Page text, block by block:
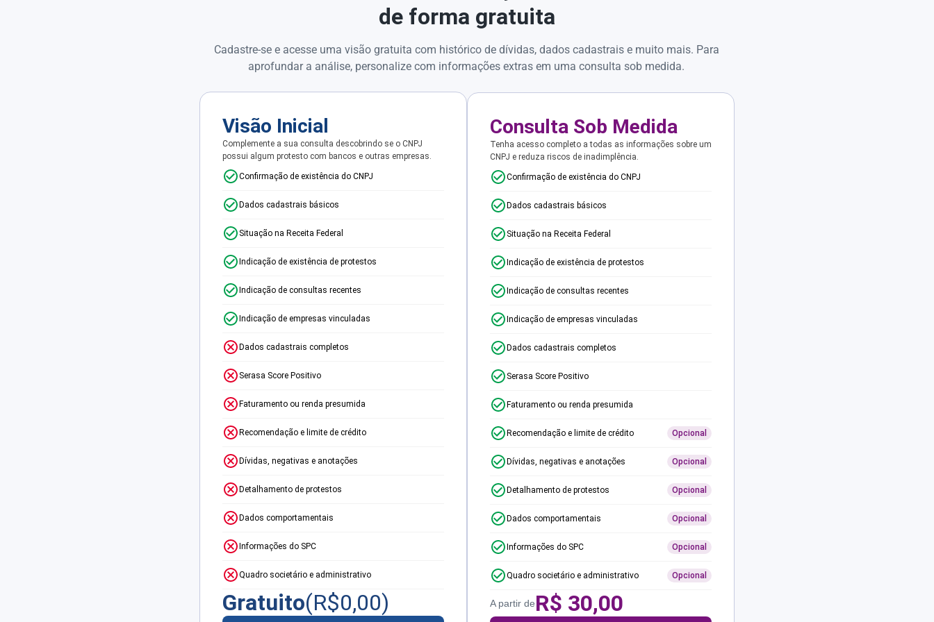
de forma gratuita
Cadastre-se e acesse uma visão gratuita com histórico de dívidas, dados cadastrais e muito mais. Para
aprofundar a análise, personalize com informações extras em uma consulta sob medida.
Visão Inicial
Complemente a sua consulta descobrindo se o CNPJ
possui algum protesto com bancos e outras empresas.
Confirmação de existência do CNPJ
Dados cadastrais básicos
Situação na Receita Federal
Indicação de existência de protestos
Indicação de consultas recentes
Indicação de empresas vinculadas
Dados cadastrais completos
Serasa Score Positivo
Faturamento ou renda presumida
Recomendação e limite de crédito
Dívidas, negativas e anotações
Detalhamento de protestos
Dados comportamentais
Informações do SPC
Quadro societário e administrativo
Gratuito(R$0,00)
Consulta Sob Medida
Tenha acesso completo a todas as informações sobre um
CNPJ e reduza riscos de inadimplência.
Confirmação de existência do CNPJ
Dados cadastrais básicos
Situação na Receita Federal
Indicação de existência de protestos
Indicação de consultas recentes
Indicação de empresas vinculadas
Dados cadastrais completos
Serasa Score Positivo
Faturamento ou renda presumida
Recomendação e limite de crédito Opcional
Dívidas, negativas e anotações Opcional
Detalhamento de protestos Opcional
Dados comportamentais Opcional
Informações do SPC Opcional
Quadro societário e administrativo Opcional
A partir deR$ 30,00